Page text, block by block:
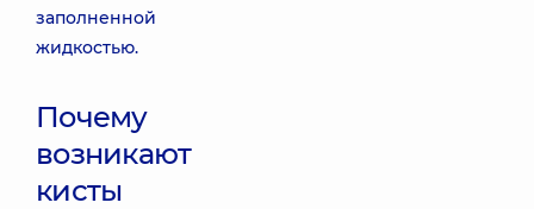
заполненной
жидкостью.
Почему
возникают
кисты